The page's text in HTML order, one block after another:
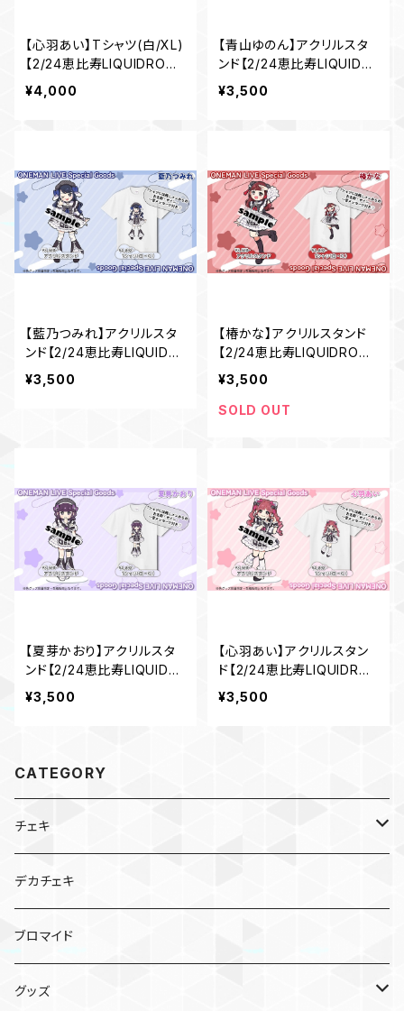
【心羽あい】Tシャツ(白/XL)
【2/24恵比寿LIQUIDROO
M ワンマングッズ】
¥4,000
【青山ゆのん】アクリルスタ
ンド【2/24恵比寿LIQUIDR
OOM ワンマングッズ】
¥3,500
【藍乃つみれ】アクリルスタ
ンド【2/24恵比寿LIQUIDR
OOM ワンマングッズ】
¥3,500
【椿かな】アクリルスタンド
【2/24恵比寿LIQUIDROO
M ワンマングッズ】
¥3,500
SOLD OUT
【夏芽かおり】アクリルスタ
ンド【2/24恵比寿LIQUIDR
OOM ワンマングッズ】
¥3,500
【心羽あい】アクリルスタン
ド【2/24恵比寿LIQUIDRO
OM ワンマングッズ】
¥3,500
CATEGORY
チェキ
サインお名前ひとことチェキ
宿題チェキ
デカチェキ
ブロマイド
グッズ